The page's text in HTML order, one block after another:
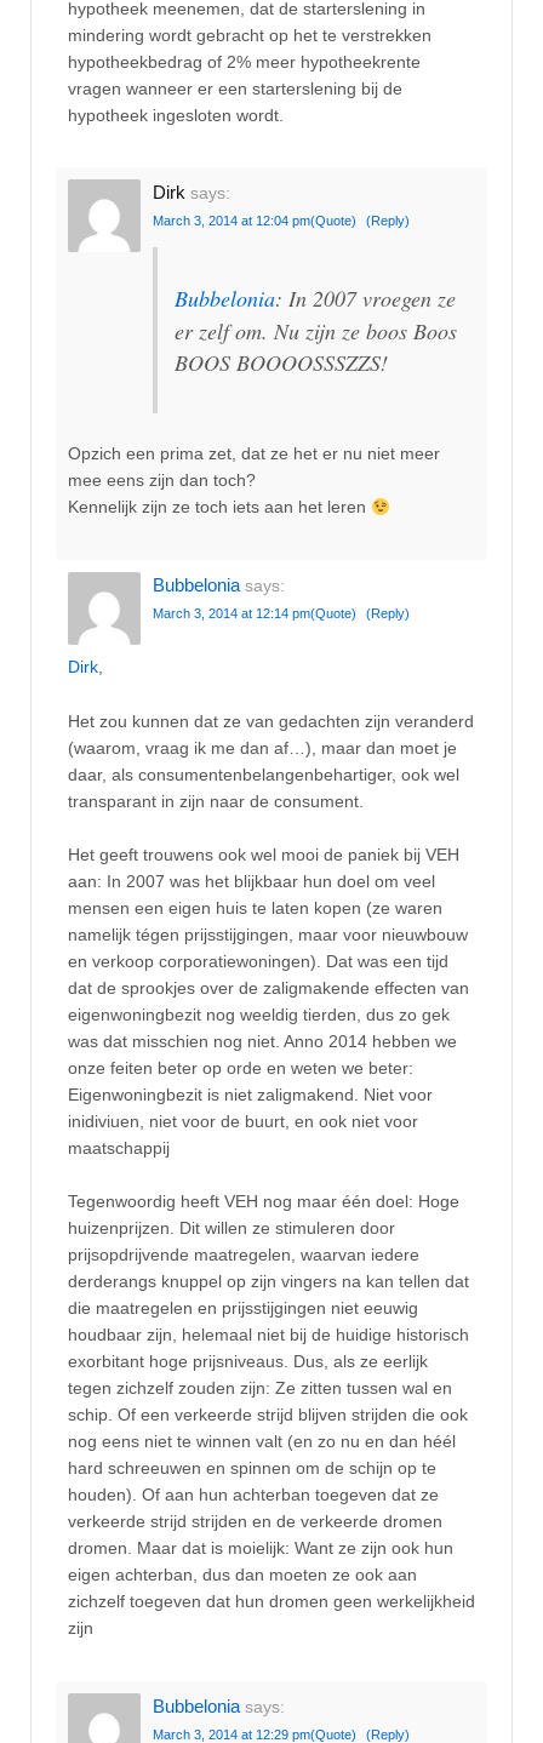
hypotheek meenemen, dat de starterslening in
mindering wordt gebracht op het te verstrekken
hypotheekbedrag of 2% meer hypotheekrente
vragen wanneer er een starterslening bij de
hypotheek ingesloten wordt.
Dirk says:
March 3, 2014 at 12:04 pm(Quote) (Reply)
Bubbelonia: In 2007 vroegen ze
er zelf om. Nu zijn ze boos Boos
BOOS BOOOOSSSZZS!
Opzich een prima zet, dat ze het er nu niet meer
mee eens zijn dan toch?
Kennelijk zijn ze toch iets aan het leren
Bubbelonia says:
March 3, 2014 at 12:14 pm(Quote) (Reply)
Dirk,
Het zou kunnen dat ze van gedachten zijn veranderd
(waarom, vraag ik me dan af…), maar dan moet je
daar, als consumentenbelangenbehartiger, ook wel
transparant in zijn naar de consument.
Het geeft trouwens ook wel mooi de paniek bij VEH
aan: In 2007 was het blijkbaar hun doel om veel
mensen een eigen huis te laten kopen (ze waren
namelijk tégen prijsstijgingen, maar voor nieuwbouw
en verkoop corporatiewoningen). Dat was een tijd
dat de sprookjes over de zaligmakende effecten van
eigenwoningbezit nog weeldig tierden, dus zo gek
was dat misschien nog niet. Anno 2014 hebben we
onze feiten beter op orde en weten we beter:
Eigenwoningbezit is niet zaligmakend. Niet voor
inidiviuen, niet voor de buurt, en ook niet voor
maatschappij
Tegenwoordig heeft VEH nog maar één doel: Hoge
huizenprijzen. Dit willen ze stimuleren door
prijsopdrijvende maatregelen, waarvan iedere
derderangs knuppel op zijn vingers na kan tellen dat
die maatregelen en prijsstijgingen niet eeuwig
houdbaar zijn, helemaal niet bij de huidige historisch
exorbitant hoge prijsniveaus. Dus, als ze eerlijk
tegen zichzelf zouden zijn: Ze zitten tussen wal en
schip. Of een verkeerde strijd blijven strijden die ook
nog eens niet te winnen valt (en zo nu en dan héél
hard schreeuwen en spinnen om de schijn op te
houden). Of aan hun achterban toegeven dat ze
verkeerde strijd strijden en de verkeerde dromen
dromen. Maar dat is moielijk: Want ze zijn ook hun
eigen achterban, dus dan moeten ze ook aan
zichzelf toegeven dat hun dromen geen werkelijkheid
zijn
Bubbelonia says:
March 3, 2014 at 12:29 pm(Quote) (Reply)